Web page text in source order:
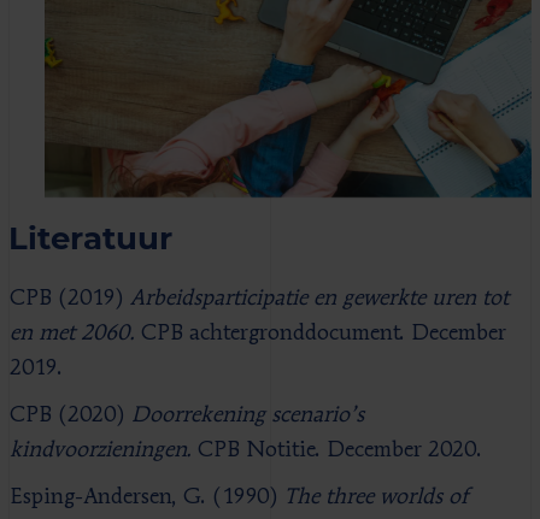
Literatuur
CPB (2019) Arbeidsparticipatie en gewerkte uren tot
en met 2060. CPB achtergronddocument. December
2019.
CPB (2020) Doorrekening scenario’s
kindvoorzieningen. CPB Notitie. December 2020.
Esping-Andersen, G. (1990) The three worlds of